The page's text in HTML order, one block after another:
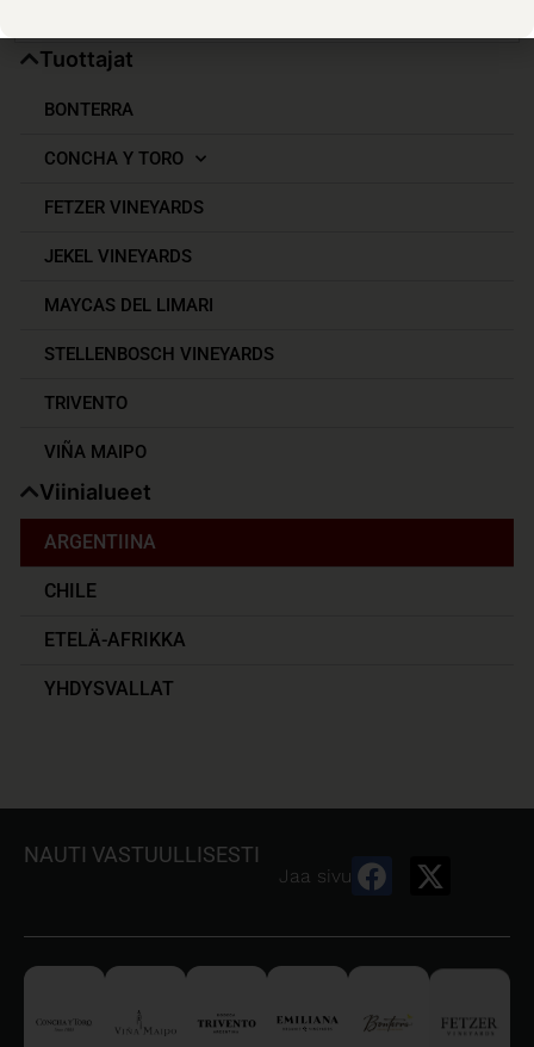
Tuottajat
BONTERRA
CONCHA Y TORO
FETZER VINEYARDS
JEKEL VINEYARDS
MAYCAS DEL LIMARI
STELLENBOSCH VINEYARDS
TRIVENTO
VIÑA MAIPO
Viinialueet
ARGENTIINA
CHILE
ETELÄ-AFRIKKA
YHDYSVALLAT
NAUTI VASTUULLISESTI
Jaa sivu